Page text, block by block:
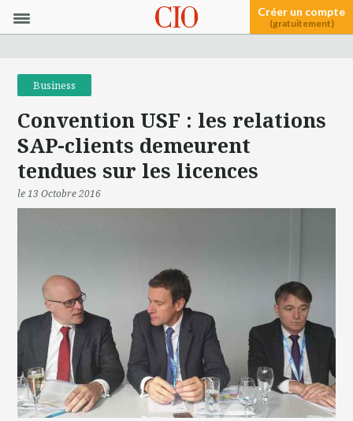
Créer un compte
(gratuitement)
Business
Convention USF : les relations
SAP-clients demeurent
tendues sur les licences
le 13 Octobre 2016